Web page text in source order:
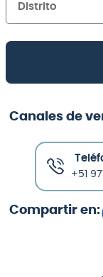
Distrito
Canales de
+51